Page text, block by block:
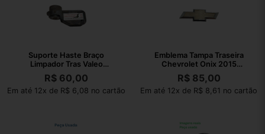
Suporte Haste Braço
Limpador Tras Valeo
80019757
R$ 60,00
Em até 12x de R$ 6,08 no cartão
Emblema Tampa Traseira
Chevrolet Onix 2015
94747906
R$85,00
Em até 12x de R$ 8,61 no cartão